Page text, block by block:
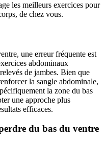
les meilleurs exercices pour
de chez vous.
une erreur fréquente est
abdominaux
de jambes. Bien que
la sangle abdominale,
la zone du bas
une approche plus
efficaces.
du bas du ventre